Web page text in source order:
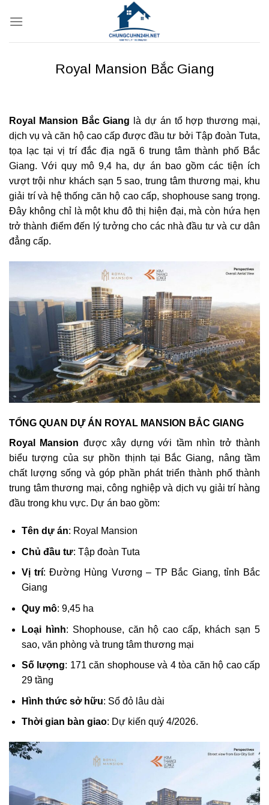
qua
Royal Mansion Bắc Giang
Royal Mansion Bắc Giang là dự án tổ hợp thương mại,
dịch vụ và căn hộ cao cấp được đầu tư bởi Tập đoàn Tuta,
tọa lạc tại vị trí đắc địa ngã 6 trung tâm thành phố Bắc
Giang. Với quy mô 9,4 ha, dự án bao gồm các tiện ích
vượt trội như khách sạn 5 sao, trung tâm thương mại, khu
giải trí và hệ thống căn hộ cao cấp, shophouse sang trọng.
Đây không chỉ là một khu đô thị hiện đại, mà còn hứa hẹn
trở thành điểm đến lý tưởng cho các nhà đầu tư và cư dân
đẳng cấp.
TỔNG QUAN DỰ ÁN ROYAL MANSION BẮC GIANG
Royal Mansion được xây dựng với tầm nhìn trở thành
biểu tượng của sự phồn thịnh tại Bắc Giang, nâng tầm
chất lượng sống và góp phần phát triển thành phố thành
trung tâm thương mại, công nghiệp và dịch vụ giải trí hàng
đầu trong khu vực. Dự án bao gồm:
Tên dự án: Royal Mansion
Chủ đầu tư: Tập đoàn Tuta
Vị trí: Đường Hùng Vương – TP Bắc Giang, tỉnh Bắc
Giang
Quy mô: 9,45 ha
Loại hình: Shophouse, căn hộ cao cấp, khách sạn 5
sao, văn phòng và trung tâm thương mại
Số lượng: 171 căn shophouse và 4 tòa căn hộ cao cấp
29 tầng
Hình thức sở hữu: Sổ đỏ lâu dài
Thời gian bàn giao: Dự kiến quý 4/2026.